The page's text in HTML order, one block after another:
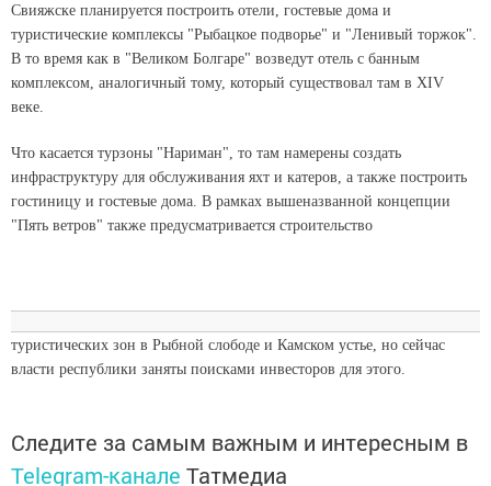
Свияжске планируется построить отели, гостевые дома и
туристические комплексы "Рыбацкое подворье" и "Ленивый торжок".
В то время как в "Великом Болгаре" возведут отель с банным
комплексом, аналогичный тому, который существовал там в XIV
веке.
Что касается турзоны "Нариман", то там намерены создать
инфраструктуру для обслуживания яхт и катеров, а также построить
гостиницу и гостевые дома. В рамках вышеназванной концепции
"Пять ветров" также предусматривается строительство
туристических зон в Рыбной слободе и Камском устье, но сейчас
власти республики заняты поисками инвесторов для этого.
Следите за самым важным и интересным в
Telegram-канале Татмедиа